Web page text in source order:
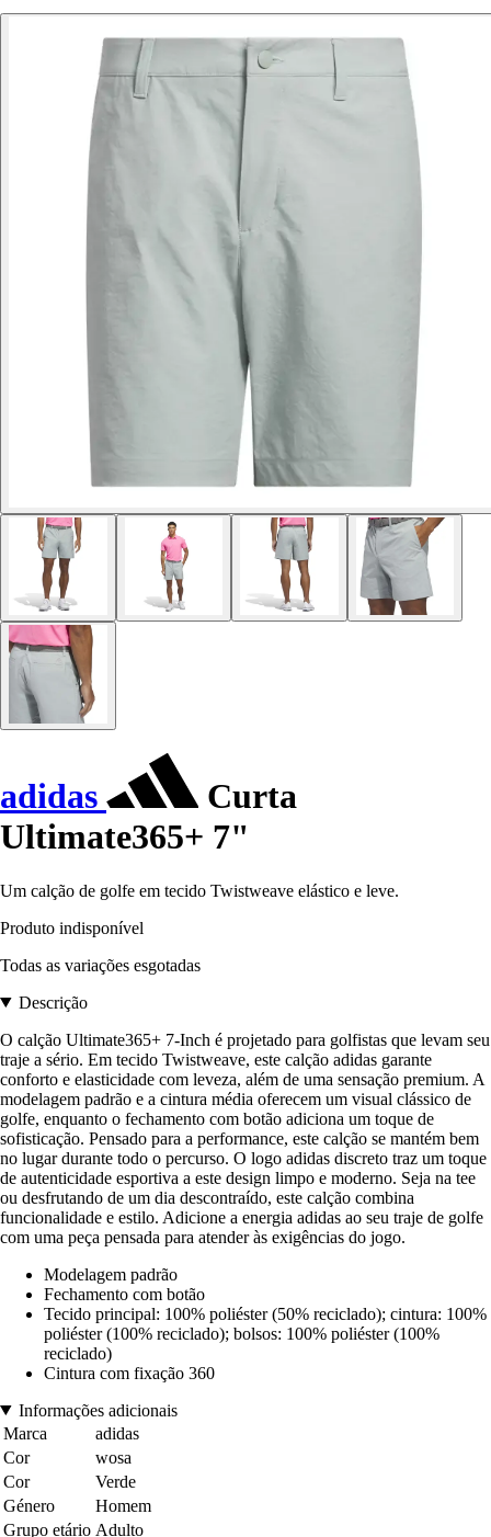
adidas
Curta
Ultimate365+ 7"
Um calção de golfe em tecido Twistweave elástico e leve.
Produto indisponível
Todas as variações esgotadas
Descrição
O calção Ultimate365+ 7-Inch é projetado para golfistas que levam seu
traje a sério. Em tecido Twistweave, este calção adidas garante
conforto e elasticidade com leveza, além de uma sensação premium. A
modelagem padrão e a cintura média oferecem um visual clássico de
golfe, enquanto o fechamento com botão adiciona um toque de
sofisticação. Pensado para a performance, este calção se mantém bem
no lugar durante todo o percurso. O logo adidas discreto traz um toque
de autenticidade esportiva a este design limpo e moderno. Seja na tee
ou desfrutando de um dia descontraído, este calção combina
funcionalidade e estilo. Adicione a energia adidas ao seu traje de golfe
com uma peça pensada para atender às exigências do jogo.
Modelagem padrão
Fechamento com botão
Tecido principal: 100% poliéster (50% reciclado); cintura: 100%
poliéster (100% reciclado); bolsos: 100% poliéster (100%
reciclado)
Cintura com fixação 360
Informações adicionais
Marca
adidas
Cor
wosa
Cor
Verde
Género
Homem
Grupo etário Adulto